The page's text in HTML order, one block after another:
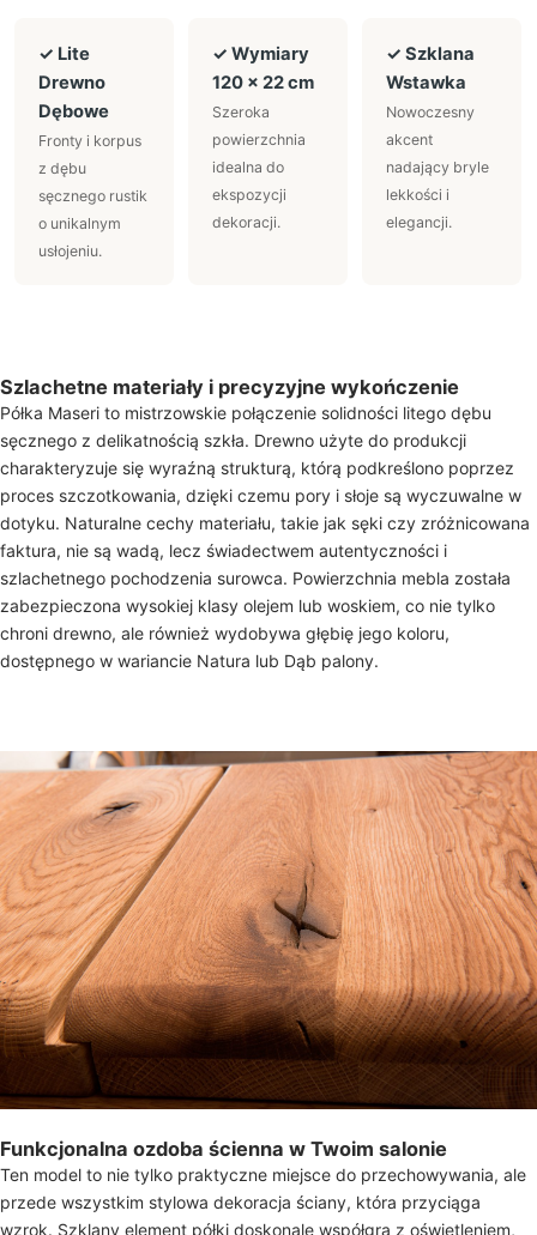
✓ Lite
Drewno
Dębowe
Fronty i korpus
z dębu
sęcznego rustik
o unikalnym
usłojeniu.
✓ Wymiary
120 × 22 cm
Szeroka
powierzchnia
idealna do
ekspozycji
dekoracji.
✓ Szklana
Wstawka
Nowoczesny
akcent
nadający bryle
lekkości i
elegancji.
Szlachetne materiały i precyzyjne wykończenie
Półka Maseri to mistrzowskie połączenie solidności litego dębu
sęcznego z delikatnością szkła. Drewno użyte do produkcji
charakteryzuje się wyraźną strukturą, którą podkreślono poprzez
proces szczotkowania, dzięki czemu pory i słoje są wyczuwalne w
dotyku. Naturalne cechy materiału, takie jak sęki czy zróżnicowana
faktura, nie są wadą, lecz świadectwem autentyczności i
szlachetnego pochodzenia surowca. Powierzchnia mebla została
zabezpieczona wysokiej klasy olejem lub woskiem, co nie tylko
chroni drewno, ale również wydobywa głębię jego koloru,
dostępnego w wariancie Natura lub Dąb palony.
Funkcjonalna ozdoba ścienna w Twoim salonie
Ten model to nie tylko praktyczne miejsce do przechowywania, ale
przede wszystkim stylowa dekoracja ściany, która przyciąga
wzrok. Szklany element półki doskonale współgra z oświetleniem,